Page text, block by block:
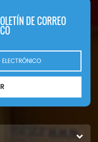
DE CORREO